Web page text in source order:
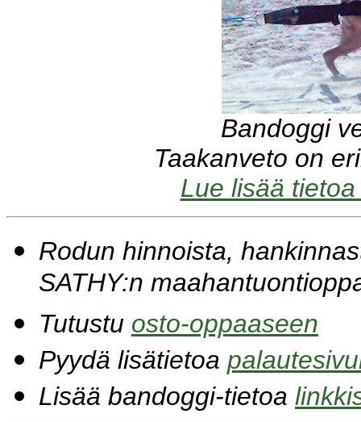
Bandoggi
Taakanveto on
Lue lisää
Rodun hinnoista,
SATHY:n
Tutustu osto-oppaaseen
Pyydä lisätietoa
Lisää bandoggi-tietoa